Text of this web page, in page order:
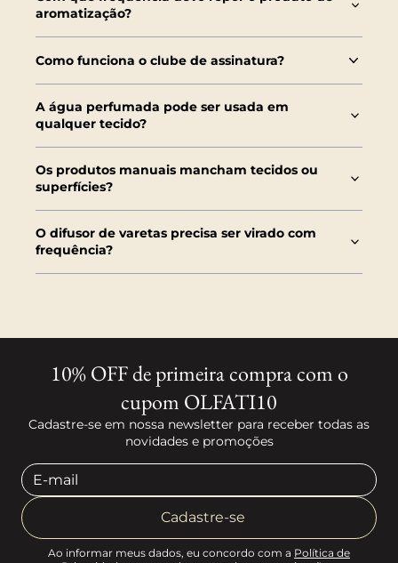
aromatização?
Como funciona o clube de assinatura?
A água perfumada pode ser usada em
qualquer tecido?
Os produtos manuais mancham tecidos ou
superfícies?
O difusor de varetas precisa ser virado com
frequência?
10% OFF de primeira compra com o
cupom OLFATI10
Cadastre-se em nossa newsletter para receber todas as
novidades e promoções
Cadastre-se
Ao informar meus dados, eu concordo com a Política de